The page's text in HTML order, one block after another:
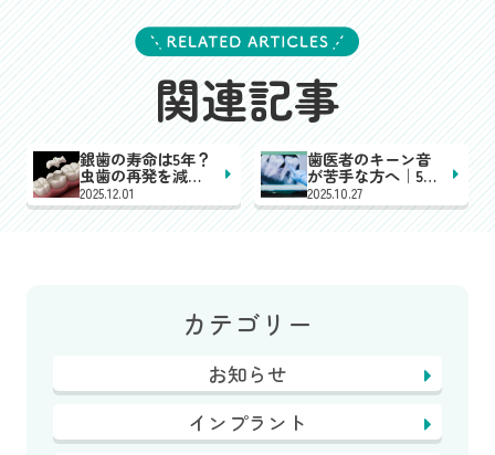
関連記事
銀歯の寿命は5年？
虫歯の再発を減ら
す方法は？｜亀岡
市
2025.12.01
歯医者のキーン音
が苦手な方へ｜5倍
速コントラで不安
に配慮｜亀岡市
2025.10.27
カテゴリー
お知らせ
インプラント